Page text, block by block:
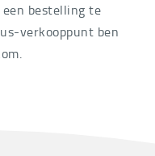
een bestelling te
verkooppunt ben